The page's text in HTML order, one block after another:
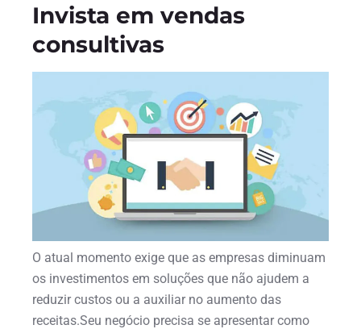
Invista em vendas
consultivas
O atual momento exige que as empresas diminuam
os investimentos em soluções que não ajudem a
reduzir custos ou a auxiliar no aumento das
receitas.Seu negócio precisa se apresentar como